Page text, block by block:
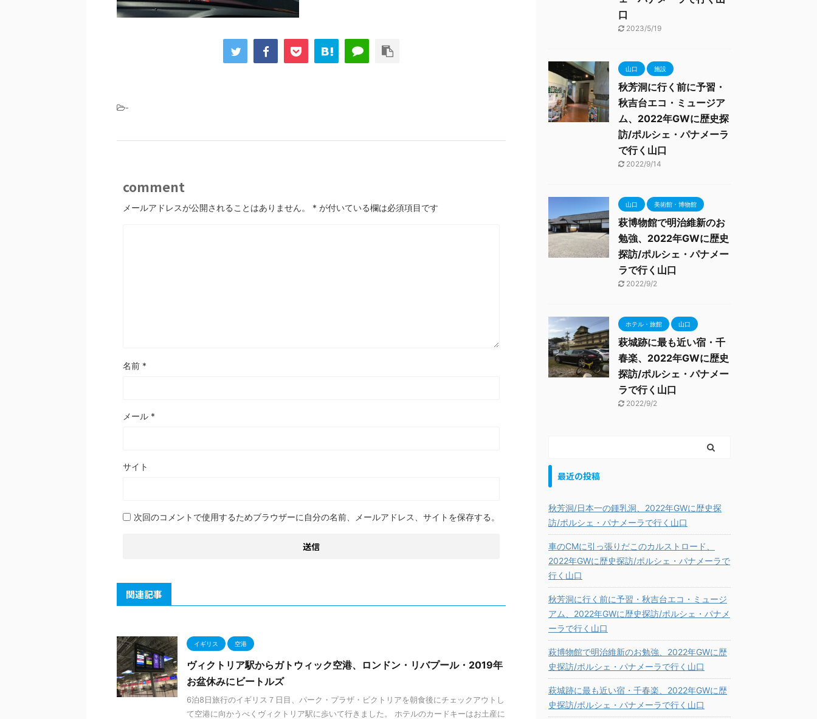
-
comment
メールアドレスが公開されることはありません。 * が付いている欄は必須項目です
名前 *
メール *
サイト
次回のコメントで使用するためブラウザーに自分の名前、メールアドレス、サイトを保存する。
関連記事
イギリス 空港
ヴィクトリア駅からガトウィック空港、ロンドン・リバプール・2019年
お盆休みにビートルズ
6泊8日旅行のイギリス７日目、パーク・プラザ・ビクトリアを朝食後にチェックアウトし
て空港に向かうべくヴィクトリア駅に歩いて行きました。 ホテルのカードキーはお土産に
口
2023/5/19
山口 施設
秋芳洞に行く前に予習・
秋吉台エコ・ミュージア
ム、2022年GWに歴史探
訪/ポルシェ・パナメーラ
で行く山口
2022/9/14
山口 美術館・博物館
萩博物館で明治維新のお
勉強、2022年GWに歴史
探訪/ポルシェ・パナメー
ラで行く山口
2022/9/2
ホテル・旅館 山口
萩城跡に最も近い宿・千
春楽、2022年GWに歴史
探訪/ポルシェ・パナメー
ラで行く山口
2022/9/2
最近の投稿
秋芳洞/日本一の鍾乳洞、2022年GWに歴史探
訪/ポルシェ・パナメーラで行く山口
車のCMに引っ張りだこのカルストロード、
2022年GWに歴史探訪/ポルシェ・パナメーラで
行く山口
秋芳洞に行く前に予習・秋吉台エコ・ミュージ
アム、2022年GWに歴史探訪/ポルシェ・パナメ
ーラで行く山口
萩博物館で明治維新のお勉強、2022年GWに歴
史探訪/ポルシェ・パナメーラで行く山口
萩城跡に最も近い宿・千春楽、2022年GWに歴
史探訪/ポルシェ・パナメーラで行く山口